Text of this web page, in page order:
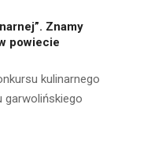
Znamy
powiecie
kulinarnego
garwolińskiego